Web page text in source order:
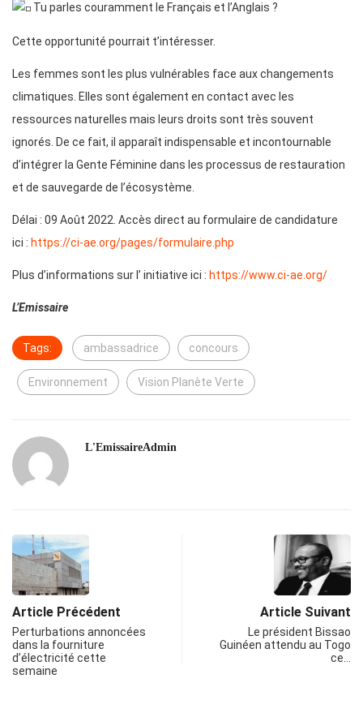
Tu parles couramment le Français et l’Anglais ?
Cette opportunité pourrait t’intéresser.
Les femmes sont les plus vulnérables face aux changements
climatiques. Elles sont également en contact avec les
ressources naturelles mais leurs droits sont très souvent
ignorés. De ce fait, il apparaît indispensable et incontournable
d’intégrer la Gente Féminine dans les processus de restauration
et de sauvegarde de l’écosystème.
Délai : 09 Août 2022. Accès direct au formulaire de candidature
ici : https://ci-ae.org/pages/formulaire.php
Plus d’informations sur l’ initiative ici : https://www.ci-ae.org/
L’Emissaire
Tags: ambassadrice concours
Environnement Vision Planète Verte
L'EmissaireAdmin
Article Précédent
Perturbations annoncées
dans la fourniture
d’électricité cette
semaine
Article Suivant
Le président Bissao
Guinéen attendu au Togo
ce…